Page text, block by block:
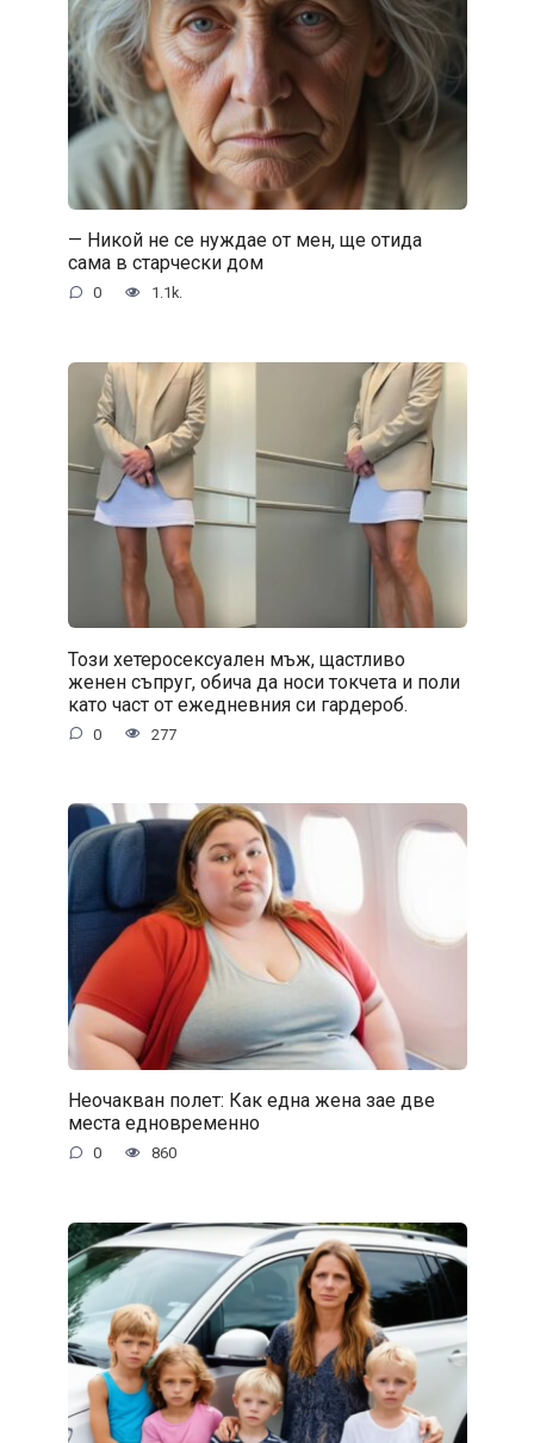
— Никой не се нуждае от мен, ще отида
сама в старчески дом
0 1.1k.
Този хетеросексуален мъж, щастливо
женен съпруг, обича да носи токчета и поли
като част от ежедневния си гардероб.
0 277
Неочакван полет: Как една жена зае две
места едновременно
0 860